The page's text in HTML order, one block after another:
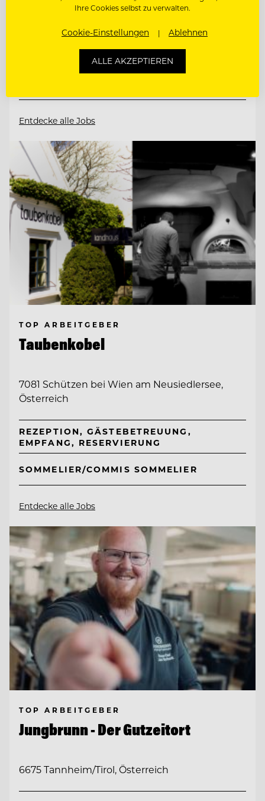
Schlosshotel Kitzbühel
Entdecke alle Jobs
TOP ARBEITGEBER
Taubenkobel
7081 Schützen bei Wien am Neusiedlersee,
Österreich
REZEPTION, GÄSTEBETREUUNG,
EMPFANG, RESERVIERUNG
SOMMELIER/COMMIS SOMMELIER
Entdecke alle Jobs
TOP ARBEITGEBER
Jungbrunn - Der Gutzeitort
6675 Tannheim/Tirol, Österreich
Ihre Cookies selbst zu verwalten.
Cookie-Einstellungen Ablehnen
ALLE AKZEPTIEREN